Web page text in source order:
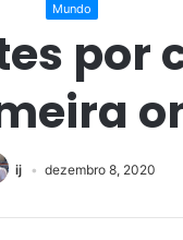
Mundo
ij dezembro 8, 2020